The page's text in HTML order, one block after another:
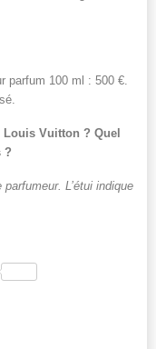
parfum 100 ml : 500 €.
Vuitton ? Quel
?
L’étui indique
Partager